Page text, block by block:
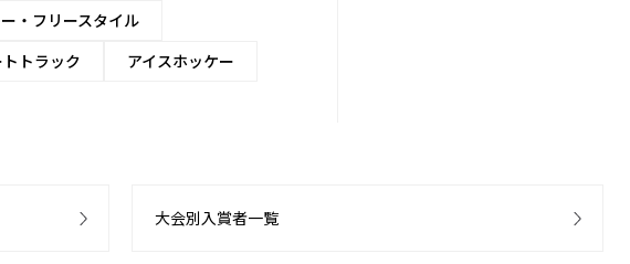
・フリースタイル
トラック
アイスホッケー
大会別入賞者一覧